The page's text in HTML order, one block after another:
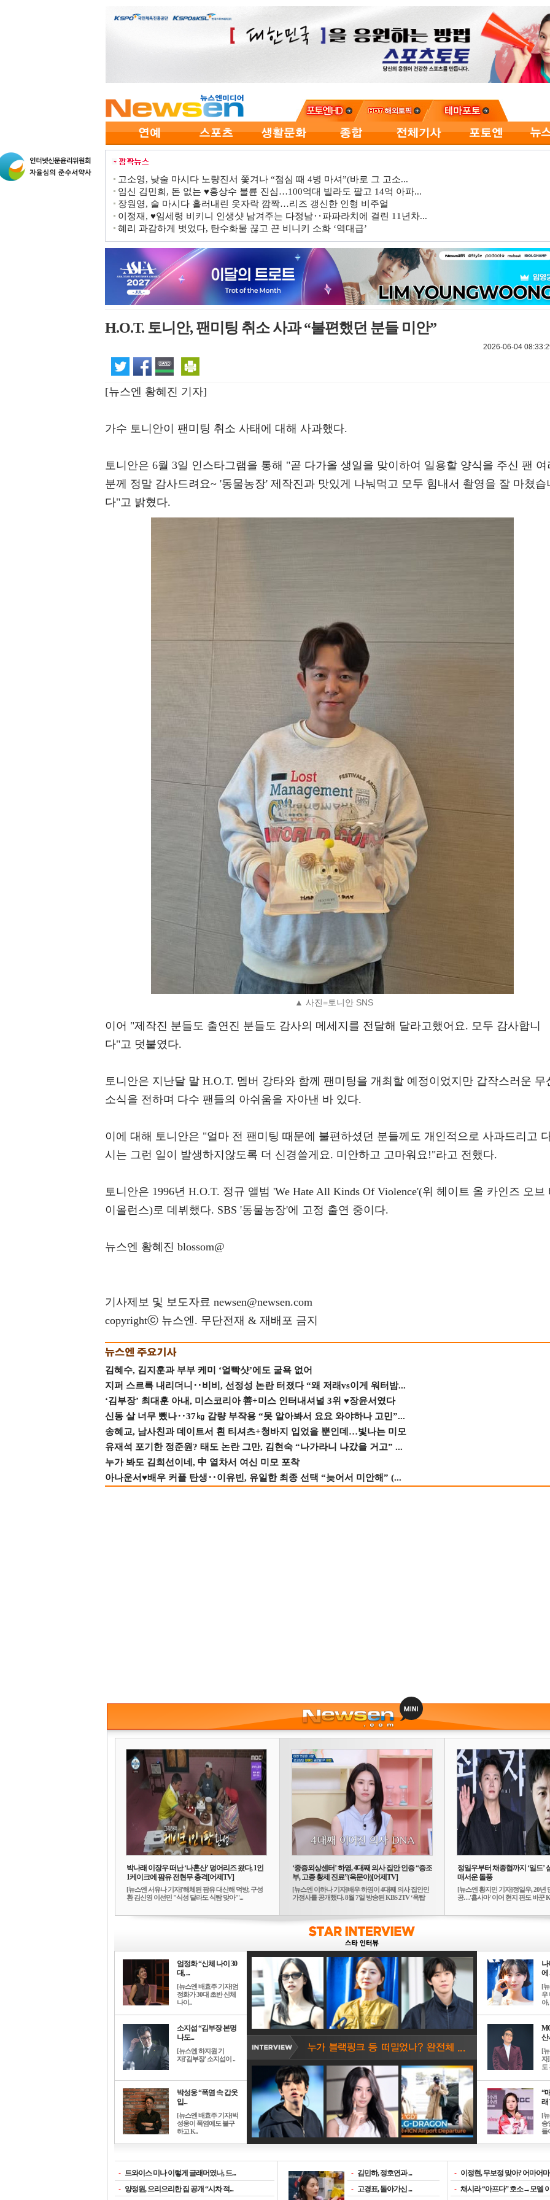
고소영, 낮술 마시다 노량진서 쫓겨나 “점심 때 4병 마셔”(바로 그 고소...
임신 김민희, 돈 없는 ♥홍상수 불륜 진심…100억대 빌라도 팔고 14억 아파...
장원영, 술 마시다 흘러내린 옷자락 깜짝…리즈 갱신한 인형 비주얼
이정재, ♥임세령 비키니 인생샷 남겨주는 다정남‥파파라치에 걸린 11년차...
혜리 과감하게 벗었다, 탄수화물 끊고 끈 비니키 소화 ‘역대급’
H.O.T. 토니안, 팬미팅 취소 사과 “불편했던 분들 미안”
2026-06-04
[뉴스엔 황혜진 기자]
가수 토니안이 팬미팅 취소 사태에 대해 사과했다.
토니안은 6월 3일 인스타그램을 통해 "곧 다가올 생일을 맞이하여 일용할 양식을 주신 팬 여
분께 정말 감사드려요~ '동물농장' 제작진과 맛있게 나눠먹고 모두 힘내서 촬영을 잘 마쳤습
다"고 밝혔다.
▲ 사진=토니안 SNS
이어 "제작진 분들도 출연진 분들도 감사의 메세지를 전달해 달라고했어요. 모두 감사합니
다"고 덧붙였다.
토니안은 지난달 말 H.O.T. 멤버 강타와 함께 팬미팅을 개최할 예정이었지만 갑작스러운 무
소식을 전하며 다수 팬들의 아쉬움을 자아낸 바 있다.
이에 대해 토니안은 "얼마 전 팬미팅 때문에 불편하셨던 분들께도 개인적으로 사과드리고
시는 그런 일이 발생하지않도록 더 신경쓸게요. 미안하고 고마워요!"라고 전했다.
토니안은 1996년 H.O.T. 정규 앨범 'We Hate All Kinds Of Violence'(위 헤이트 올 카인즈 오브
이올런스)로 데뷔했다. SBS '동물농장'에 고정 출연 중이다.
뉴스엔 황혜진 blossom@
기사제보 및 보도자료 newsen@newsen.com
copyrightⓒ 뉴스엔. 무단전재 & 재배포 금지
김혜수, 김지훈과 부부 케미 ‘얼빡샷’에도 굴욕 없어
지퍼 스르륵 내리더니‥비비, 선정성 논란 터졌다 “왜 저래vs이게 워터밤...
‘김부장’ 최대훈 아내, 미스코리아 善+미스 인터내셔널 3위 ♥장윤서였다
신동 살 너무 뺐나‥37㎏ 감량 부작용 “못 알아봐서 요요 와야하나 고민”...
송혜교, 남사친과 데이트서 흰 티셔츠+청바지 입었을 뿐인데…빛나는 미모
유재석 포기한 정준원? 태도 논란 그만, 김현숙 “나가라니 나갔을 거고” ...
누가 봐도 김희선이네, 中 열차서 여신 미모 포착
아나운서♥배우 커플 탄생‥이유빈, 유일한 최종 선택 “늦어서 미안해” (...
박나래 이장우 떠난 ‘나혼산’ 덩어리즈 왔다, 1인
1케이크에 팜유 전현무 충격[어제TV]
[뉴스엔 서유나 기자]'해체된 팜유 대신해 먹방, 구성
환 김신영 이선민 "식성 달라도 식탐 맞아"'...
‘중증외상센터’ 하영, 4대째 의사 집안 인증 “증조
부, 고종 황제 진료”(옥문아)[어제TV]
[뉴스엔 이하나 기자]배우 하영이 4대째 의사 집안인
가정사를 공개했다. 8월 7일 방송된 KBS 2TV ‘옥탑
정일우부터 채종협까지 ‘일드’
매서운 돌풍
[뉴스엔 황지민 기자]정일우, 20년
공…'횹사마' 이어 현지 판도 바꾼
엄정화 “신체 나이 30
대, ...
[뉴스엔 배효주 기자]엄
정화가 30대 초반 신체
나이..
소지섭 “김부장 본명
나도...
[뉴스엔 하지원 기
자]'김부장' 소지섭이 ..
박성웅 “폭염 속 갑옷
입...
[뉴스엔 배효주 기자]박
성웅이 폭염에도 불구
하고 K..
나
에
[
우
아,
산
[
자
도
“
래
[
송
들
- 트와이스 미나 이렇게 글래머였나, 드...
- 양정원, 으리으리한 집 공개 “시차 적...
- 김민하, 정호연과 ...
- 고경표, 돌아가신 ...
- 이정현, 무보정 맞아? 어마어마
- 채시라 “아프다” 호소→모델